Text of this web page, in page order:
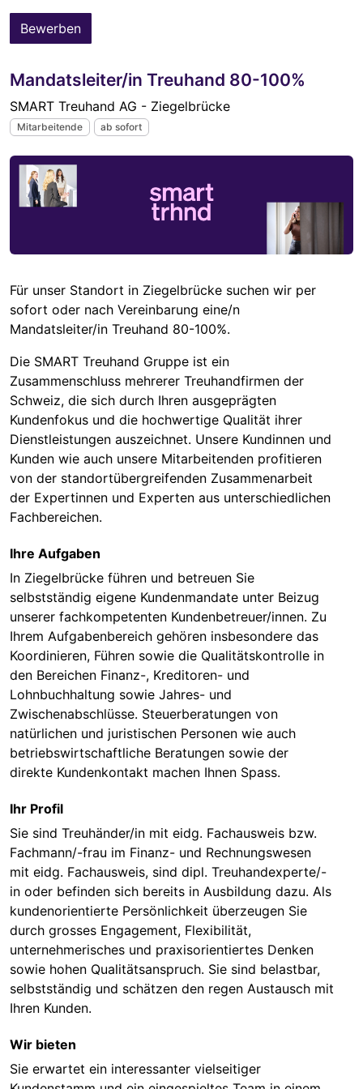
Bewerben
Mandatsleiter/in Treuhand 80-100%
SMART Treuhand AG - Ziegelbrücke
Mitarbeitende ab sofort
Für unser Standort in Ziegelbrücke suchen wir per
sofort oder nach Vereinbarung eine/n
Mandatsleiter/in Treuhand 80-100%.
Die SMART Treuhand Gruppe ist ein
Zusammenschluss mehrerer Treuhandfirmen der
Schweiz, die sich durch Ihren ausgeprägten
Kundenfokus und die hochwertige Qualität ihrer
Dienstleistungen auszeichnet. Unsere Kundinnen und
Kunden wie auch unsere Mitarbeitenden profitieren
von der standortübergreifenden Zusammenarbeit
der Expertinnen und Experten aus unterschiedlichen
Fachbereichen.
Ihre Aufgaben
In Ziegelbrücke führen und betreuen Sie
selbstständig eigene Kundenmandate unter Beizug
unserer fachkompetenten Kundenbetreuer/innen. Zu
Ihrem Aufgabenbereich gehören insbesondere das
Koordinieren, Führen sowie die Qualitätskontrolle in
den Bereichen Finanz-, Kreditoren- und
Lohnbuchhaltung sowie Jahres- und
Zwischenabschlüsse. Steuerberatungen von
natürlichen und juristischen Personen wie auch
betriebswirtschaftliche Beratungen sowie der
direkte Kundenkontakt machen Ihnen Spass.
Ihr Profil
Sie sind Treuhänder/in mit eidg. Fachausweis bzw.
Fachmann/-frau im Finanz- und Rechnungswesen
mit eidg. Fachausweis, sind dipl. Treuhandexperte/-
in oder befinden sich bereits in Ausbildung dazu. Als
kundenorientierte Persönlichkeit überzeugen Sie
durch grosses Engagement, Flexibilität,
unternehmerisches und praxisorientiertes Denken
sowie hohen Qualitätsanspruch. Sie sind belastbar,
selbstständig und schätzen den regen Austausch mit
Ihren Kunden.
Wir bieten
Sie erwartet ein interessanter vielseitiger